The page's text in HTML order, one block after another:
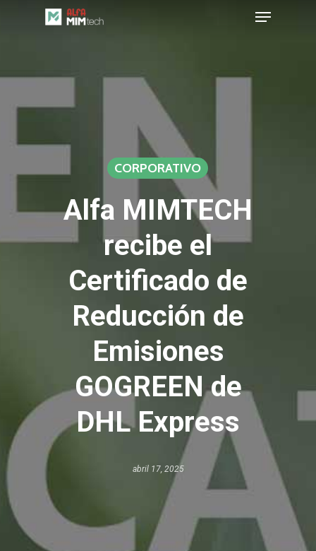
content
Menu
CORPORATIVO
Alfa MIMTECH
recibe el
Certificado de
Reducción de
Emisiones
GOGREEN de
DHL Express
abril 17, 2025